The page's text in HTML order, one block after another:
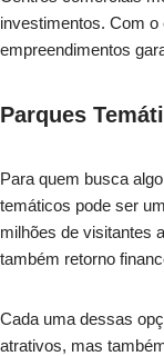
investimentos. Com
empreendimentos
Parques
Para quem busca
temáticos pode ser
milhões de visitantes
também retorno
Cada uma dessas
atrativos, mas